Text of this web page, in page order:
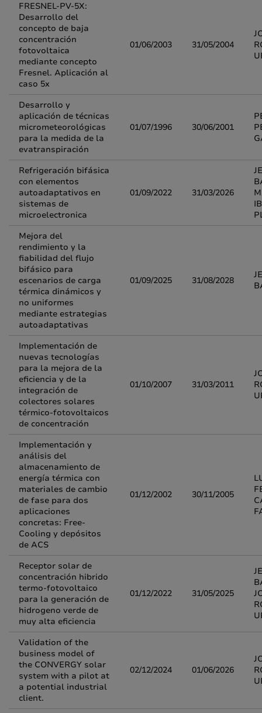
FRESNEL-PV-5X:
Desarrollo del
concepto de baja
concentración
fotovoltaica
mediante concepto
Fresnel. Aplicación al
caso 5x
01/06/2003 31/05/2004
Desarrollo y
aplicación de técnicas
micrometeorológicas
para la medida de la
evatranspiración
01/07/1996 30/06/2001
Refrigeración bifásica
con elementos
autoadaptativos en
sistemas de
microelectronica
01/09/2022 31/03/2026
Mejora del
rendimiento y la
fiabilidad del flujo
bifásico para
escenarios de carga
térmica dinámicos y
no uniformes
mediante estrategias
autoadaptativas
01/09/2025 31/08/2028
Implementación de
nuevas tecnologías
para la mejora de la
eficiencia y de la
integración de
colectores solares
térmico-fotovoltaicos
de concentración
01/10/2007 31/03/2011
Implementación y
análisis del
almacenamiento de
energía térmica con
materiales de cambio
de fase para dos
aplicaciones
concretas: Free-
Cooling y depósitos
de ACS
01/12/2002 30/11/2005
Receptor solar de
concentración hibrido
termo-fotovoltaico
para la generación de
hidrogeno verde de
muy alta eficiencia
01/12/2022 31/05/2025
Validation of the
business model of
the CONVERGY solar
system with a pilot at
a potential industrial
client.
02/12/2024 01/06/2026